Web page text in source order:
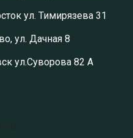
ул. Тимирязева 31
ул. Дачная 8
ул.Суворова 82 А